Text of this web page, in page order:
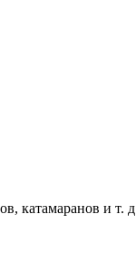
катамаранов и т. д